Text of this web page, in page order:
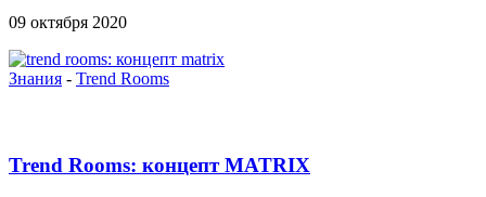
09 октября 2020
Знания - Trend Rooms
Trend Rooms: концепт MATRIX